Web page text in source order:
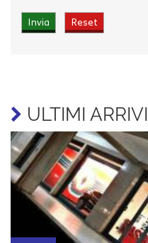
ULTIMI ARRIVI